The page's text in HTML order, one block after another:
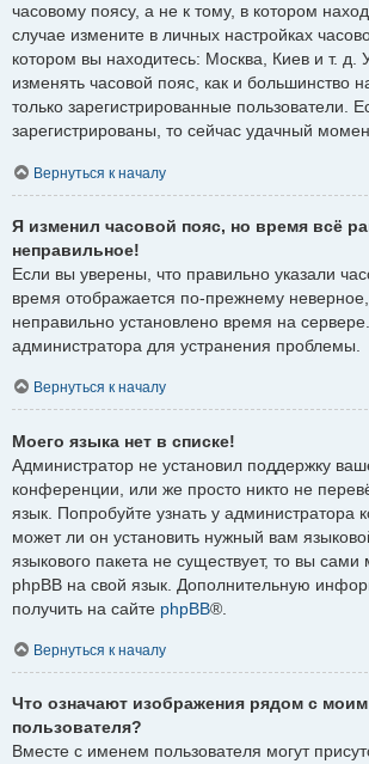
часовому поясу, а не к тому, в котором
случае измените в личных настройках
котором вы находитесь: Москва, Киев и т. д.
изменять часовой пояс, как и большинство
только зарегистрированные пользователи.
зарегистрированы, то сейчас удачный
Вернуться к началу
Я изменил часовой пояс, но время всё
неправильное!
Если вы уверены, что правильно указали
время отображается по-прежнему неверное,
неправильно установлено время на
администратора для устранения проблемы.
Вернуться к началу
Моего языка нет в списке!
Администратор не установил поддержку
конференции, или же просто никто не
язык. Попробуйте узнать у администратора
может ли он установить нужный вам
языкового пакета не существует, то вы сами
phpBB на свой язык. Дополнительную
получить на сайте phpBB®.
Вернуться к началу
Что означают изображения рядом с
пользователя?
Вместе с именем пользователя могут